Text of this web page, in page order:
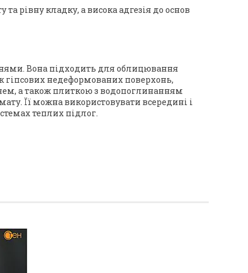
рівну кладку, а висока адгезія до основ
Вона підходить для облицювання
недеформованих поверхонь,
а також плиткою з водопоглинанням
Її можна використовувати всередині і
теплих підлог.